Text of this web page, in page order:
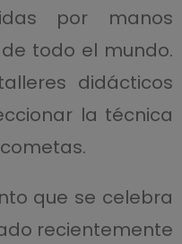
por manos
todo el mundo.
didácticos
la técnica
que se celebra
recientemente